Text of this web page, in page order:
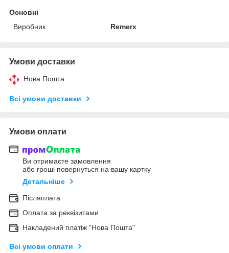
Основні
Виробник
Remerx
Умови доставки
Нова Пошта
Всі умови доставки
Умови оплати
Ви отримаєте замовлення
або гроші повернуться на вашу картку
Детальніше
Післяплата
Оплата за реквізитами
Накладений платіж "Нова Пошта"
Всі умови оплати